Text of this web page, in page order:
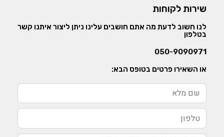
שירות לקוחות
לנו חשוב לדעת מה אתם חושבים עלינו ניתן ליצור איתנו קשר
בטלפון
050-9090971
או השאירו פרטים בטופס הבא: